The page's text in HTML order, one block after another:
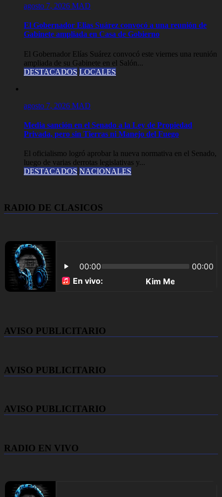
agosto 7, 2026 MAD
El Gobernador Elias Suárez convocó a una reunión de
Gabinete ampliada en Casa de Gobierno
El Gobernador Elías Suárez convocó este viernes una reunión
ampliada de su Gabinete en el Salón...
DESTACADOS LOCALES
agosto 7, 2026 MAD
Media sanción en el Senado a la Ley de Propiedad
Privada, pero sin Tierras ni Manejo del Fuego
El oficialismo logró aprobar la nueva normativa en el Senado,
luego de varias derrotas legislativas y...
DESTACADOS NACIONALES
RADIO DE CLASICOS
AVISO PUBLICITARIO
AVISO PUBLICITARIO
AVISO PUBLICITARIO
RADIO EN VIVO